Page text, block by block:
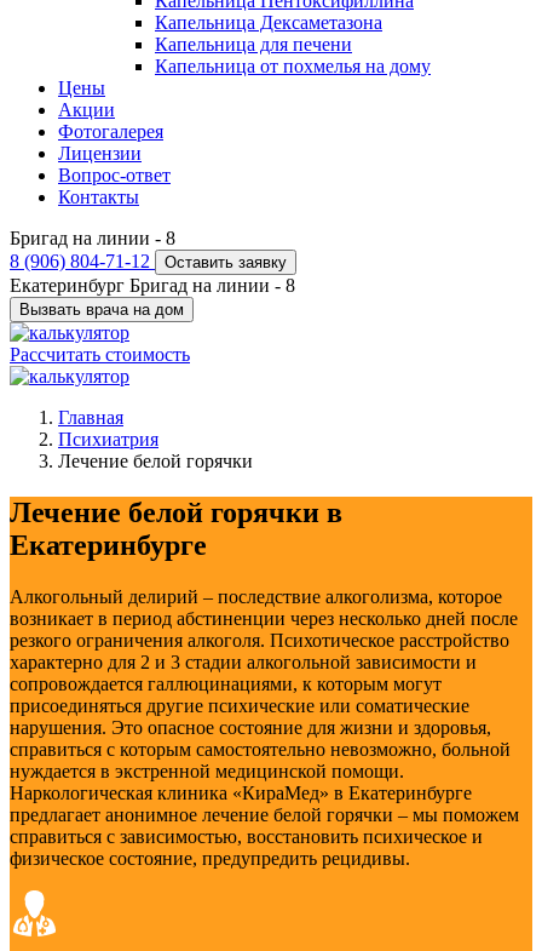
Капельница Дексаметазона
Капельница для печени
Капельница от похмелья на дому
Цены
Акции
Фотогалерея
Лицензии
Вопрос-ответ
Контакты
Бригад на линии - 8
8 (906) 804-71-12
Оставить заявку
Екатеринбург Бригад на линии - 8
Вызвать врача на дом
Рассчитать стоимость
Главная
Психиатрия
Лечение белой горячки
Лечение белой горячки в
Екатеринбурге
Алкогольный делирий – последствие алкоголизма, которое
возникает в период абстиненции через несколько дней после
резкого ограничения алкоголя. Психотическое расстройство
характерно для 2 и 3 стадии алкогольной зависимости и
сопровождается галлюцинациями, к которым могут
присоединяться другие психические или соматические
нарушения. Это опасное состояние для жизни и здоровья,
справиться с которым самостоятельно невозможно, больной
нуждается в экстренной медицинской помощи.
Наркологическая клиника «КираМед» в Екатеринбурге
предлагает анонимное лечение белой горячки – мы поможем
справиться с зависимостью, восстановить психическое и
физическое состояние, предупредить рецидивы.